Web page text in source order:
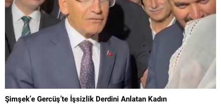
Şimşek’e Gercüş’te İşsizlik Derdini Anlatan Kadın